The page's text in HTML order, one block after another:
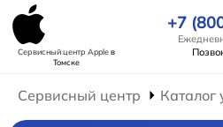
Сервисный центр Appleв
Томске
+7
Сервисный центр Каталог